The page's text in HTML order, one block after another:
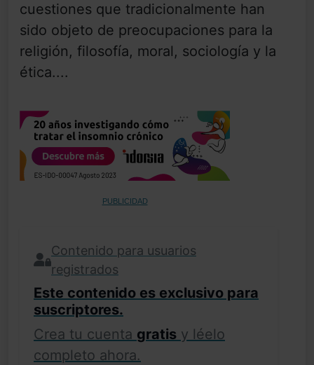
cuestiones que tradicionalmente han
sido objeto de preocupaciones para la
religión, filosofía, moral, sociología y la
ética....
PUBLICIDAD
Contenido para usuarios
registrados
Este contenido es exclusivo para
suscriptores.
Crea tu cuenta gratis y léelo
completo ahora.